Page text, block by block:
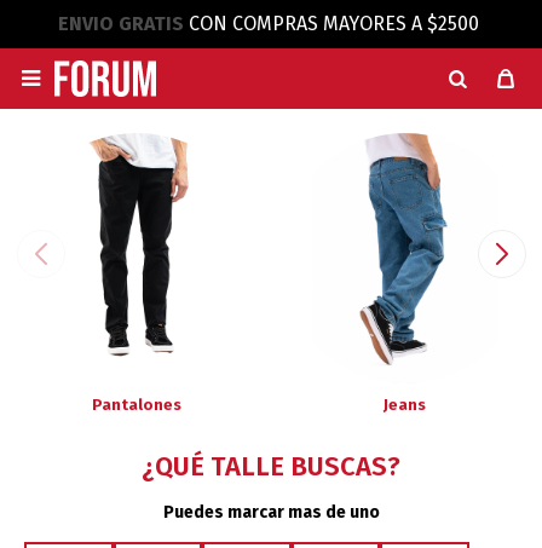
ENVIO GRATIS CON COMPRAS MAYORES A $2500

Pantalones Jeans
¿QUÉ TALLE BUSCAS?
Puedes marcar mas de uno